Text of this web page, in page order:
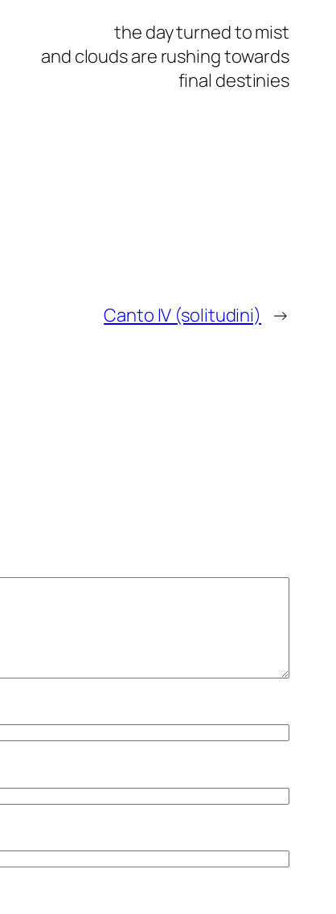
the day turned to mist
and clouds are rushing towards
final destinies
Canto IV (solitudini) →